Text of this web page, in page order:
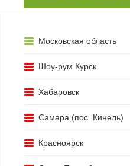
Московская область
Шоу-рум Курск
Хабаровск
Самара (пос. Кинель)
Красноярск